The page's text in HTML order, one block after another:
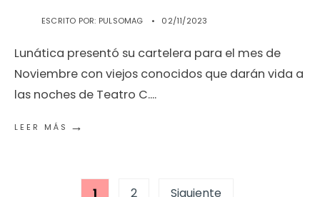
ESCRITO POR: PULSOMAG • 02/11/2023
Lunática presentó su cartelera para el mes de
Noviembre con viejos conocidos que darán vida a
las noches de Teatro C....
LEER MÁS →
Paginación
1 2 Siguiente